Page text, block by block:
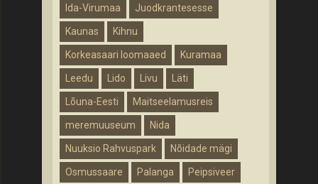
Ida-Virumaa Juodkrantesesse
Kaunas Kihnu
Korkeasaari loomaaed Kuramaa
Leedu Lido Livu Läti
Lõuna-Eesti Maitseelamusreis
meremuuseum Nida
Nuuksio Rahvuspark Nõidade mägi
Osmussaare Palanga Peipsiveer